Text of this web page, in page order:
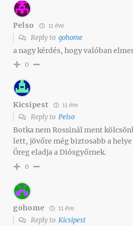
Pelso 11 éve
Reply to gohome
a nagy kérdés, hogy valóban
0
Kicsipest 11 éve
Reply to Pelso
Botka nem Rossinál ment
lett, jövőre még biztosabb a helye
Öreg eladja a Diósgyőrnek.
0
gohome 11 éve
Reply to Kicsipest